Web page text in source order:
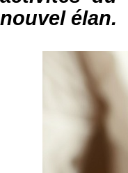
nouvel élan.